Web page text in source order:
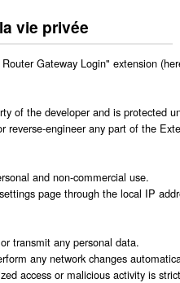
vie privée
Gateway Login" extension
of the developer and is protected
reverse-engineer any part of the
and non-commercial use.
page through the local IP
transmit any personal data.
any network changes
access or malicious activity is